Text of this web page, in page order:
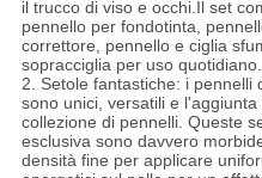
il trucco di viso e occhi.Il set
pennello per fondotinta,
correttore, pennello e ciglia
sopracciglia per uso quotidiano.
2. Setole fantastiche: i pennelli
sono unici, versatili e
collezione di pennelli. Queste
esclusiva sono davvero
densità fine per applicare